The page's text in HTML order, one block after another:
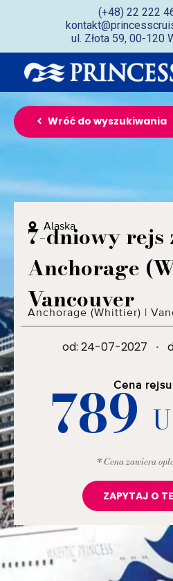
(+48) 22 222
ul. Złota 59, 00-120
Wróć do wyszukiwania
Alaska
7-dniowy rejs
Anchorage
Vancouver
Anchorage (Whittier) |
od: 24-07-2027 ·
Cena
789
* Cena zawiera
ZAPYTAJ O